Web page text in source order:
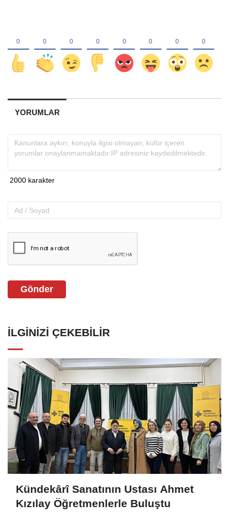
YORUMLAR
Gönder
İLGINIZI ÇEKEBILIR
Kündekârî Sanatının Ustası Ahmet
Kızılay Öğretmenlerle Buluştu